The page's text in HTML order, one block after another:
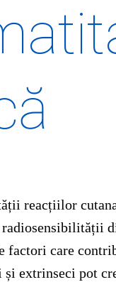
reacțiilor
factori care
extrinseci pot